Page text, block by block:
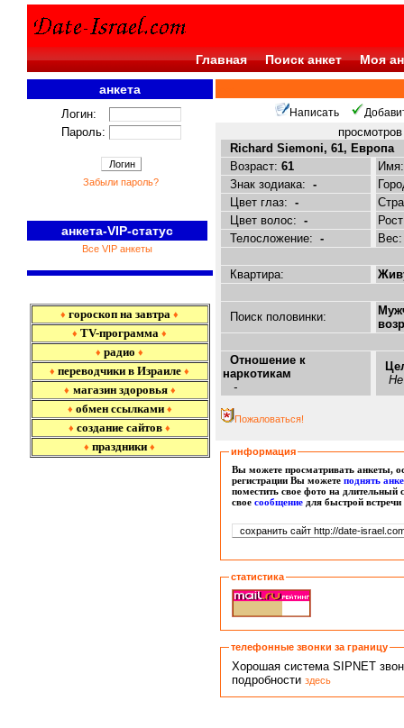
Главная Поиск анкет Моя
анкета
Логин:
Пароль:
Забыли пароль?
анкета-VIP-статус
Все VIP анкеты
♦ гороскоп на завтра ♦
♦ TV-программа ♦
♦ радио ♦
♦ переводчики в Израиле ♦
♦ магазин здоровья ♦
♦ обмен ссылками ♦
♦ создание сайтов ♦
♦ праздники ♦
Написать
Richard Siemoni, 61, Европа
Возраст: 61
Знак зодиака: -
Цвет глаз: -
Цвет волос: -
Телосложение: -
Квартира:
Поиск половинки:
Отношение к
наркотикам
-
Пожаловаться!
информация
Вы можете просматривать анкеты,
регистрации Вы можетеподнять
поместить свое фото на длительный
своесообщение для быстрой
статистика
телефонные звонки за границу
Хорошая система SIPNET
подробностиздесь